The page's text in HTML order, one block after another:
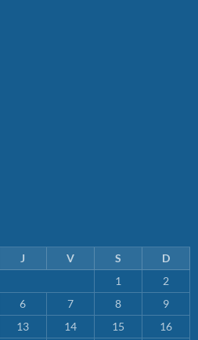
J V S
D
1
2
6 7 8
9
13 14 15 16